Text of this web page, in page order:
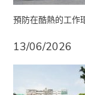
預防在酷熱的工作
13/06/2026